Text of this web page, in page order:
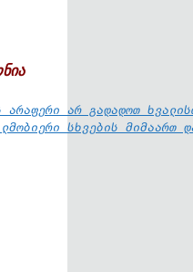
არ გადადოთ
სხვების მიმაართ